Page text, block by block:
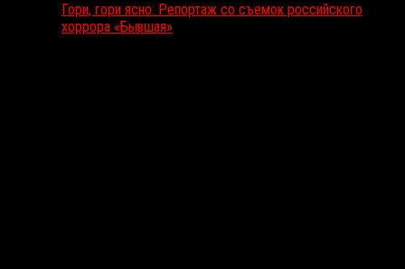
Гори, гори ясно: Репортаж со съемок российского
хоррора «Бывшая»